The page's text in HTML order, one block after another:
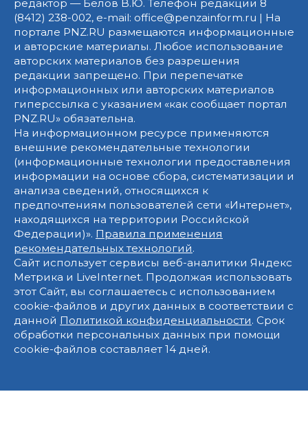
редактор — Белов В.Ю. Телефон редакции 8
(8412) 238-002, e-mail: office@penzainform.ru | На
портале PNZ.RU размещаются информационные
и авторские материалы. Любое использование
авторских материалов без разрешения
редакции запрещено. При перепечатке
информационных или авторских материалов
гиперссылка с указанием «как сообщает портал
PNZ.RU» обязательна.
На информационном ресурсе применяются
внешние рекомендательные технологии
(информационные технологии предоставления
информации на основе сбора, систематизации и
анализа сведений, относящихся к
предпочтениям пользователей сети «Интернет»,
находящихся на территории Российской
Федерации)». Правила применения
рекомендательных технологий.
Сайт использует сервисы веб-аналитики Яндекс
Метрика и LiveInternet. Продолжая использовать
этот Сайт, вы соглашаетесь с использованием
cookie-файлов и других данных в соответствии с
данной Политикой конфиденциальности. Срок
обработки персональных данных при помощи
cookie-файлов составляет 14 дней.